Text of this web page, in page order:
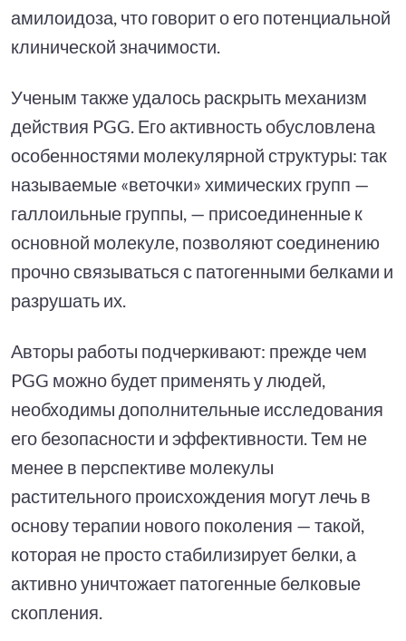
амилоидоза, что говорит о его потенциальной
клинической значимости.
Ученым также удалось раскрыть механизм
действия PGG. Его активность обусловлена
особенностями молекулярной структуры: так
называемые «веточки» химических групп —
галлоильные группы, — присоединенные к
основной молекуле, позволяют соединению
прочно связываться с патогенными белками и
разрушать их.
Авторы работы подчеркивают: прежде чем
PGG можно будет применять у людей,
необходимы дополнительные исследования
его безопасности и эффективности. Тем не
менее в перспективе молекулы
растительного происхождения могут лечь в
основу терапии нового поколения — такой,
которая не просто стабилизирует белки, а
активно уничтожает патогенные белковые
скопления.